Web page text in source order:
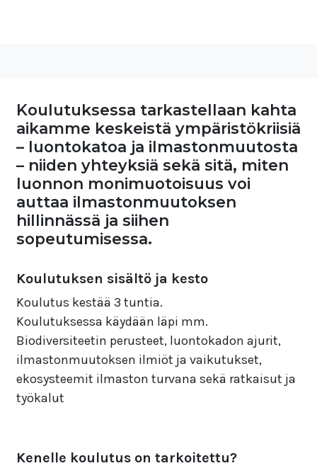
Koulutuksessa tarkastellaan kahta
aikamme keskeistä ympäristökriisiä
– luontokatoa ja ilmastonmuutosta
– niiden yhteyksiä sekä sitä, miten
luonnon monimuotoisuus voi
auttaa ilmastonmuutoksen
hillinnässä ja siihen
sopeutumisessa.
Koulutuksen sisältö ja kesto
Koulutus kestää 3 tuntia.
Koulutuksessa käydään läpi mm.
Biodiversiteetin perusteet, luontokadon ajurit,
ilmastonmuutoksen ilmiöt ja vaikutukset,
ekosysteemit ilmaston turvana sekä ratkaisut ja
työkalut
Kenelle koulutus on tarkoitettu?